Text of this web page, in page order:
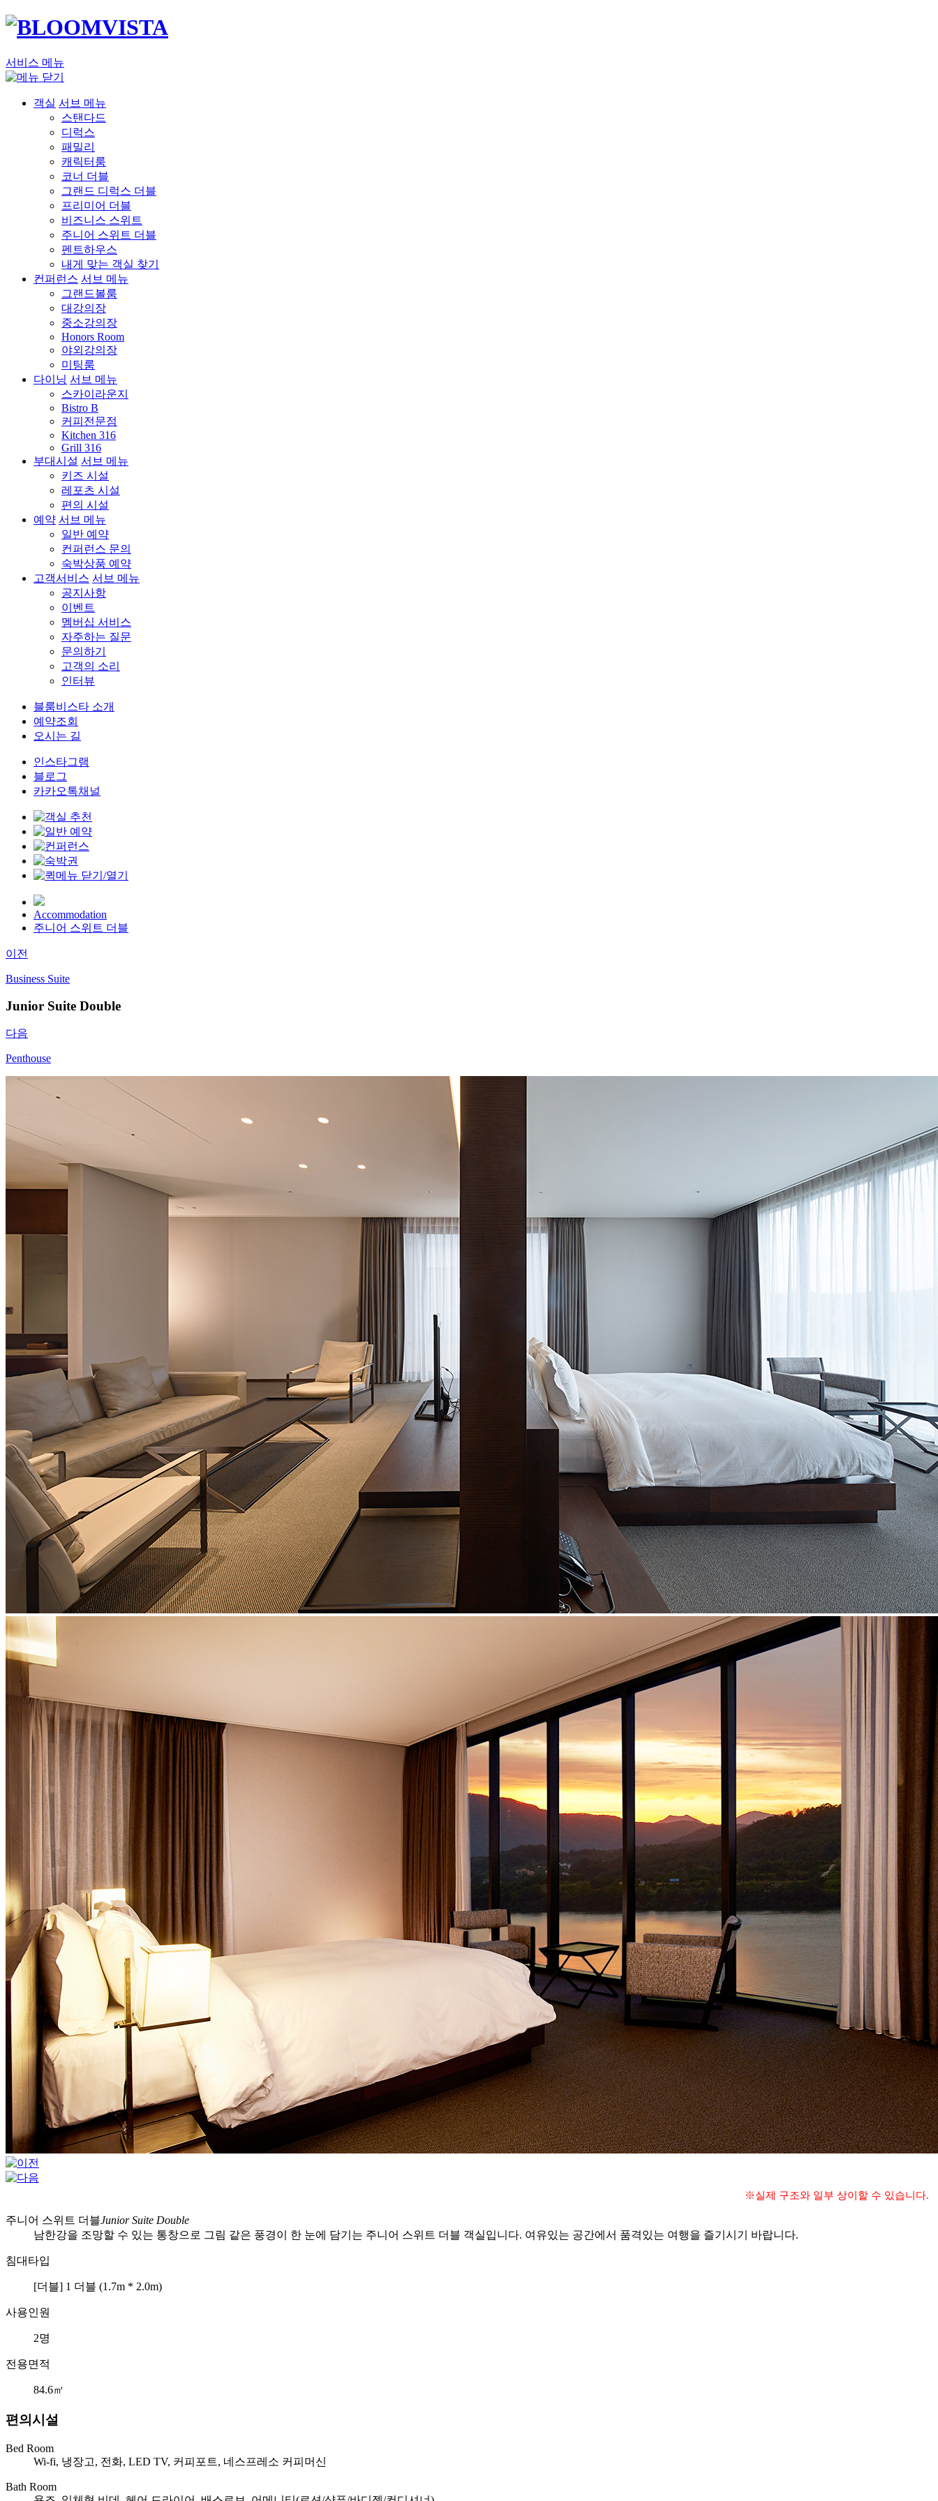
서비스 메뉴
객실 서브 메뉴
스탠다드
디럭스
패밀리
캐릭터룸
코너 더블
그랜드 디럭스 더블
프리미어 더블
비즈니스 스위트
주니어 스위트 더블
펜트하우스
내게 맞는 객실 찾기
컨퍼런스 서브 메뉴
그랜드볼룸
대강의장
중소강의장
Honors Room
야외강의장
미팅룸
다이닝 서브 메뉴
스카이라운지
Bistro B
커피전문점
Kitchen 316
Grill 316
부대시설 서브 메뉴
키즈 시설
레포츠 시설
편의 시설
예약 서브 메뉴
일반 예약
컨퍼런스 문의
숙박상품 예약
고객서비스 서브 메뉴
공지사항
이벤트
멤버십 서비스
자주하는 질문
문의하기
고객의 소리
인터뷰
블룸비스타 소개
예약조회
오시는 길
인스타그램
블로그
카카오톡채널
Accommodation
주니어 스위트 더블
이전
Business Suite
Junior Suite Double
다음
Penthouse
※실제 구조와 일부 상이할 수 있습니다.
주니어 스위트 더블Junior Suite Double
남한강을 조망할 수 있는 통창으로 그림 같은 풍경이 한 눈에 담기는 주니어 스위트 더블 객실입니다. 여유있는 공간에서 품격있는 여행을 즐기시기 바랍니다.
침대타입
[더블] 1 더블 (1.7m * 2.0m)
사용인원
2명
전용면적
84.6㎡
편의시설
Bed Room
Wi-fi, 냉장고, 전화, LED TV, 커피포트, 네스프레소 커피머신
Bath Room